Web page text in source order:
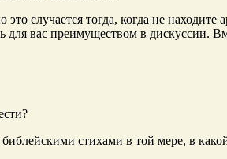
случается тогда, когда не
вас преимуществом в дискуссии.
стихами в той мере, в